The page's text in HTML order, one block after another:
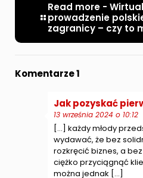
Read more -
prowadzenie
zagranicy – czy to
Komentarze 1
Jak pozyskać
13 września 2024 o 10:12
[…] każdy młody
wydawać, że bez
rozkręcić biznes, a
ciężko przyciągnąć
można jednak […]